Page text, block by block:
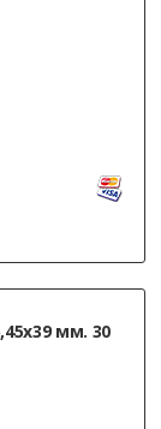
мм. 30